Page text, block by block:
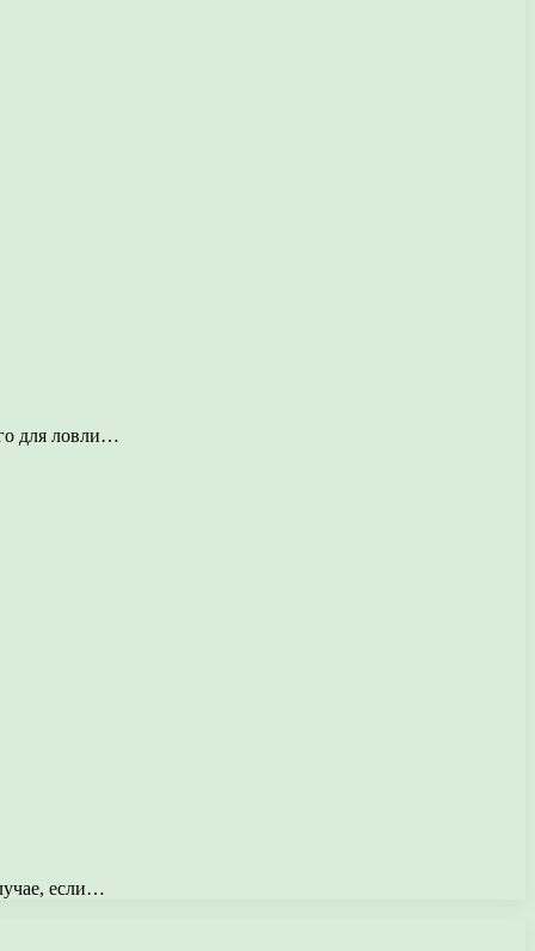
для ловли…
если…